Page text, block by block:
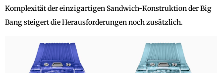
Komplexität der einzigartigen Sandwich-Konstruktion der Big
Bang steigert die Herausforderungen noch zusätzlich.